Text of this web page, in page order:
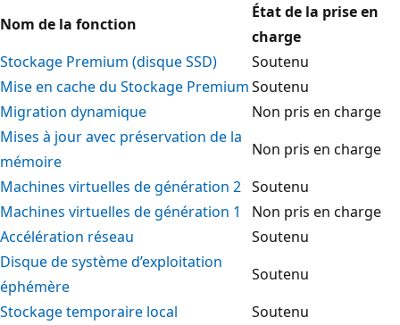
Nom de la fonction
État de la prise en
charge
Stockage Premium (disque SSD)
Soutenu
Mise en cache du Stockage PremiumSoutenu
Migration dynamique
Non pris en charge
Mises à jour avec préservation de la
mémoire
Non pris en charge
Machines virtuelles de génération 2 Soutenu
Machines virtuelles de génération 1
Non pris en charge
Accélération réseau
Soutenu
Disque de système d’exploitation
éphémère
Soutenu
Stockage temporaire local
Soutenu